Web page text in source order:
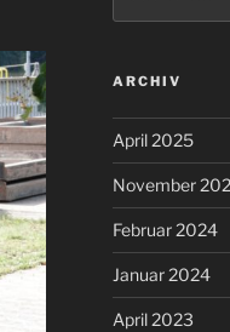
ARCHIV
April 2025
November
Februar 2024
Januar 2024
April 2023